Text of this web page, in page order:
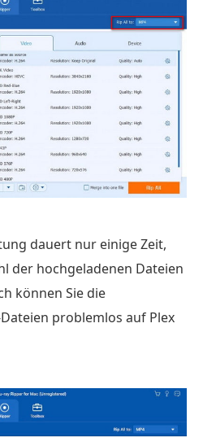
dauert nur einige Zeit,
der hochgeladenen Dateien
können Sie die
problemlos auf Plex